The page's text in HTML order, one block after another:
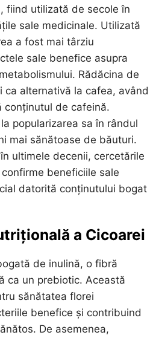
fiind utilizată de secole în
sale medicinale. Utilizată
a fost mai târziu
sale benefice asupra
Rădăcina de
ca alternativă la cafea, având
conținutul de cafeină.
popularizarea sa în rândul
mai sănătoase de băuturi.
ultimele decenii, cercetările
beneficiile sale
datorită conținutului bogat
a Cicoarei
de inulină, o fibră
ca un prebiotic. Această
sănătatea florei
benefice și contribuind
De asemenea,